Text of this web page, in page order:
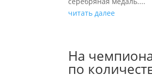
читать далее
На
по